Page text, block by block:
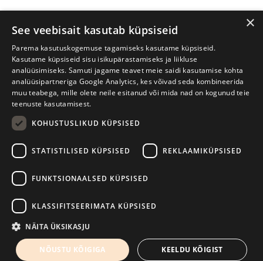
Prima Vista kirjandusfestival
+372 56906836
Kodulehe tegemine - AMA
×
See veebisait kasutab küpsiseid
Parema kasutuskogemuse tagamiseks kasutame küpsiseid.
Kasutame küpsiseid sisu isikupärastamiseks ja liikluse
analüüsimiseks. Samuti jagame teavet meie saidi kasutamise kohta
analüüsipartneriga Google Analytics, kes võivad seda kombineerida
muu teabega, mille olete neile esitanud või mida nad on kogunud teie
teenuste kasutamisest.
KOHUSTUSLIKUD KÜPSISED
STATISTILISED KÜPSISED REKLAAMIKÜPSISED
FUNKTSIONAALSED KÜPSISED
KLASSIFITSEERIMATA KÜPSISED
NÄITA ÜKSIKASJU
NÕUSTU KÕIGIGA KEELDU KÕIGIST